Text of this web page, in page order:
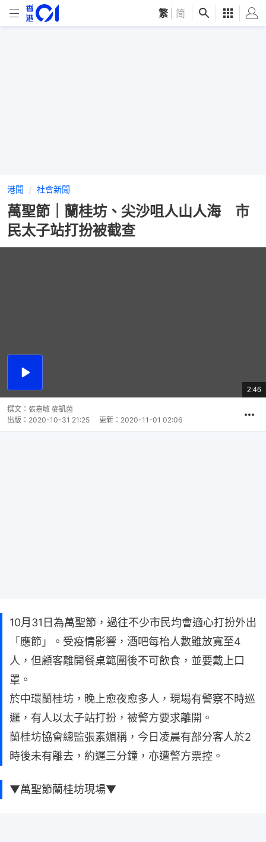
繁 简
港聞 社會新聞
萬聖節｜蘭桂坊、尖沙咀人山人海 市
民太子站打扮被截查
播
總
共
2:46
撰文： 張嘉敏 麥凱茵
出版： 2020-10-31 21:25 更新： 2020-11-01 02:06
10月31日為萬聖節，過往不少市民均會適心打扮外出
「應節」。受疫情影響，酒吧每枱人數雖放寬至4
人，但顧客離開餐桌範圍後不可飲食，並要戴上口
罩。
於中環蘭桂坊，晚上愈夜愈多人，現場有警察不時巡
邏，有人以太子站打扮，被警方要求離開。
蘭桂坊協會總監張素媚稱，今日凌晨有部分客人於2
時後未有離去，約遲三分鐘，亦遭警方票控。
▼萬聖節蘭桂坊現場▼